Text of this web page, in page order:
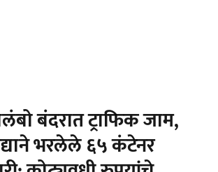
बंदरात ट्राफिक जाम,
भरलेले ६५ कंटेनर